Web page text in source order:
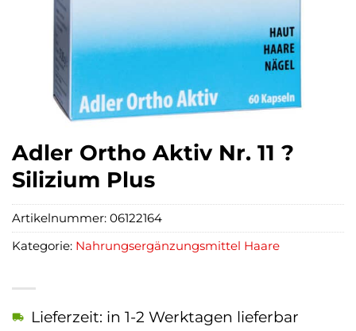
Adler Ortho Aktiv Nr. 11 ?
Silizium Plus
Lieferzeit: in 1-2 Werktagen lieferbar
Artikelnummer: 06122164
Kategorie: Nahrungsergänzungsmittel Haare